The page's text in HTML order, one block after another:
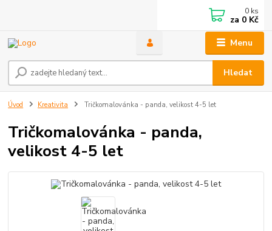
Menu
Hledat
0 ks
za 0 Kč
Úvod Kreativita Tričkomalovánka - panda, velikost 4-5 let
Tričkomalovánka - panda,
velikost 4-5 let